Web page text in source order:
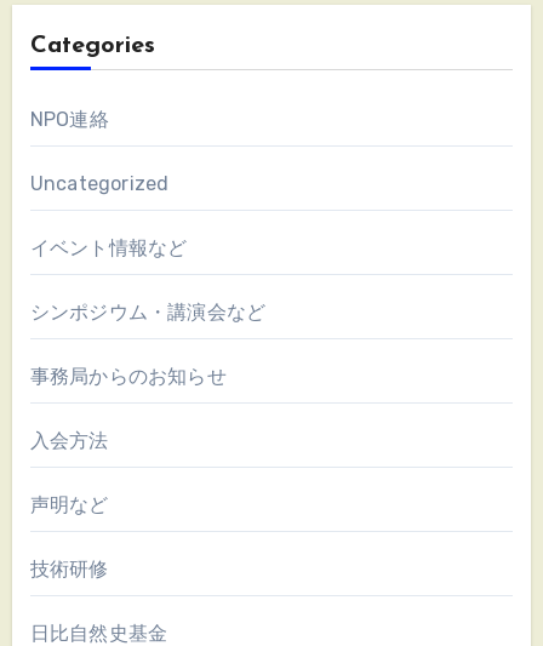
Categories
NPO連絡
Uncategorized
イベント情報など
シンポジウム・講演会など
事務局からのお知らせ
入会方法
声明など
技術研修
日比自然史基金